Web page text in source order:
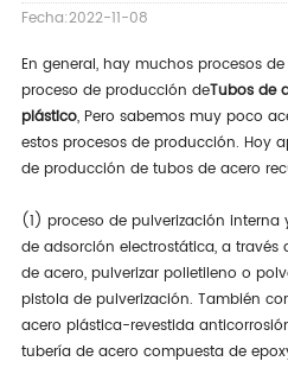
Fecha:2022-11-08
En general, hay muchos procesos
proceso de producción deTubos de
plástico, Pero sabemos muy poco
estos procesos de producción. Hoy
de producción de tubos de acero
(1) proceso de pulverización
de adsorción electrostática, a
de acero, pulverizar polietileno o
pistola de pulverización. También
acero plástica-revestida
tubería de acero compuesta de